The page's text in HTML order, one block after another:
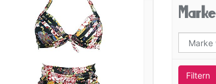
Marke
Filtern